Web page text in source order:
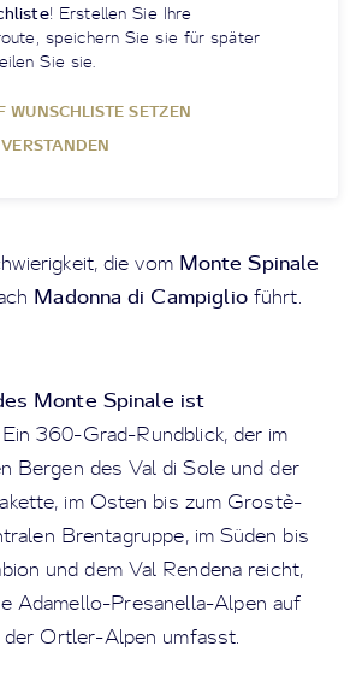
! Erstellen Sie Ihre
speichern Sie sie für später
Sie sie.
WUNSCHLISTE SETZEN
die vom Monte Spinale
Madonna di Campiglioführt.
Monte Spinale ist
Ein 360-Grad-Rundblick, der im
Bergen des Val di Sole und der
im Osten bis zum Grostè-
Brentagruppe, im Süden bis
und dem Val Rendena reicht,
Adamello-Presanella-Alpen auf
Ortler-Alpen umfasst.